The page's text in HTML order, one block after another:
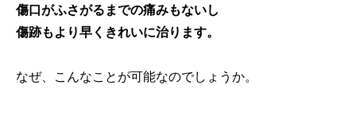
傷口がふさがるまでの痛みもないし
傷跡もより早くきれいに治ります。
なぜ、こんなことが可能なのでしょうか。